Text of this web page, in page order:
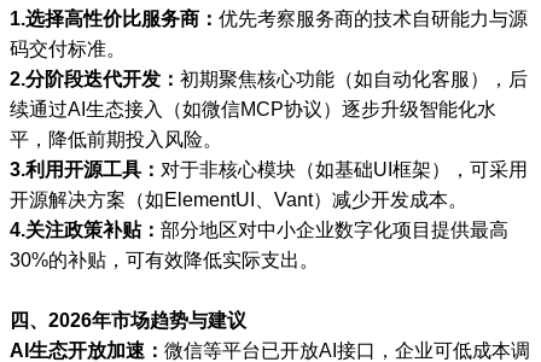
1.选择高性价比服务商： 优先考察服务商的技术自研能力与源
码交付标准。
2.分阶段迭代开发： 初期聚焦核心功能（如自动化客服），后
续通过AI生态接入（如微信MCP协议）逐步升级智能化水
平，降低前期投入风险。
3.利用开源工具： 对于非核心模块（如基础UI框架），可采用
开源解决方案（如ElementUI、Vant）减少开发成本。
4.关注政策补贴： 部分地区对中小企业数字化项目提供最高
30%的补贴，可有效降低实际支出。
四、2026年市场趋势与建议
AI生态开放加速： 微信等平台已开放AI接口，企业可低成本调